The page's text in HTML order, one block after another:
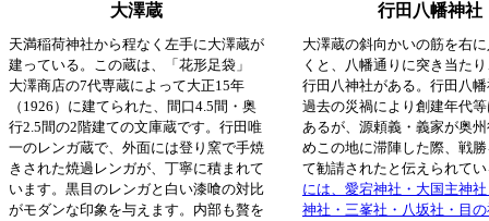
大澤蔵 行田八幡神社
天満稲荷神社から程なく左手に大澤蔵が
建っている。この蔵は、「花形足袋」
大澤商店の7代専蔵によって大正15年
（1926）に建てられた、間口4.5間・奥
行2.5間の2階建ての文庫蔵です。行田唯
一のレンガ蔵で、外面には登り窯で手焼
きされた焼過レンガが、丁寧に積まれて
います。黒目のレンガと白い漆喰の対比
がモダンな印象を与えます。内部も贅を
大澤蔵の斜向かいの筋を右
くと、八幡通りに突き当た
行田八神社がある。行田八
過去の災禍により創建年代
あるが、源頼義・義家が奥
めこの地に滞陣した際、戦
て勧請されたと伝えられて
には、愛宕神社・大国主神
神社・三峯社・八坂社・目